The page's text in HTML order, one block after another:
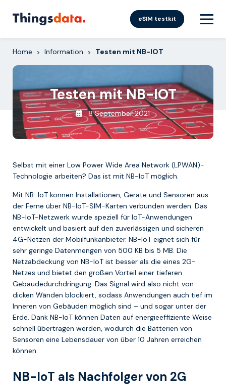
eSIM testkit
Home > Information > Testen mit NB-IOT
Testen mit NB-IOT
8 September 2021
Selbst mit einer Low Power Wide Area Network (LPWAN)-
Technologie arbeiten? Das ist mit NB-IoT möglich.
Mit NB-IoT können Installationen, Geräte und Sensoren aus
der Ferne über NB-IoT-SIM-Karten verbunden werden. Das
NB-IoT-Netzwerk wurde speziell für IoT-Anwendungen
entwickelt und basiert auf den zuverlässigen und sicheren
4G-Netzen der Mobilfunkanbieter. NB-IoT eignet sich für
sehr geringe Datenmengen von 500 KB bis 5 MB. Die
Netzabdeckung von NB-IoT ist besser als die eines 2G-
Netzes und bietet den großen Vorteil einer tieferen
Gebäudedurchdringung. Das Signal wird also nicht von
dicken Wänden blockiert, sodass Anwendungen auch tief im
Inneren von Gebäuden möglich sind – und sogar unter der
Erde. Dank NB-IoT können Daten auf energieeffiziente Weise
schnell übertragen werden, wodurch die Batterien von
Sensoren eine Lebensdauer von über 10 Jahren erreichen
können.
NB-IoT als Nachfolger von 2G